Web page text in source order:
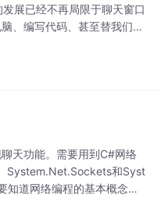
展已经不再局限于聊天窗口
、编写代码、甚至替我们
、OpenWork、OpenCl
天功能。需要用到C#网络
System.Net.Sockets和Syst
道网络编程的基本概念。I